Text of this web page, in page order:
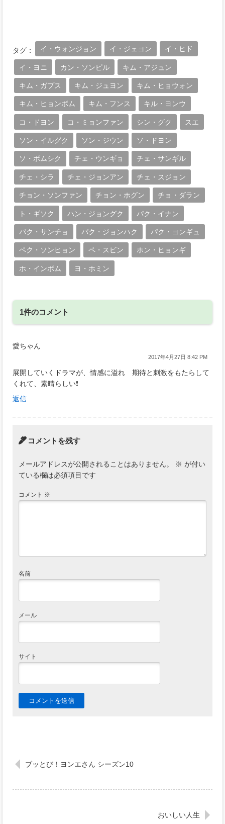
タグ： イ・ウォンジョン イ・ジェヨン イ・ヒド
イ・ヨニ カン・ソンピル キム・アジュン
キム・ガプス キム・ジュヨン キム・ヒョウォン
キム・ヒョンボム キム・フンス キル・ヨンウ
コ・ドヨン コ・ミョンファン シン・グク スエ
ソン・イルグク ソン・ジウン ソ・ドヨン
ソ・ボムシク チェ・ウンギョ チェ・サンギル
チェ・シラ チェ・ジョンアン チェ・スジョン
チョン・ソンファン チョン・ホグン チョ・ダラン
ト・ギソク ハン・ジョングク パク・イナン
パク・サンチョ パク・ジョンハク パク・ヨンギュ
ペク・ソンヒョン ペ・スビン ホン・ヒョンギ
ホ・インボム ヨ・ホミン
1件のコメント
愛ちゃん
2017年4月27日 8:42 PM
展開していくドラマが、情感に溢れ 期待と刺激をもたらして
くれて、素晴らしい❗
返信
コメントを残す
メールアドレスが公開されることはありません。 ※ が付い
ている欄は必須項目です
コメント ※
名前
メール
サイト
ブッとび！ヨンエさん シーズン10
おいしい人生